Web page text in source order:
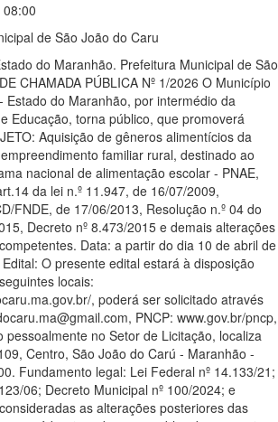
de São João do Caru
do Maranhão. Prefeitura Municipal de São
CHAMADA PÚBLICA Nº 1/2026 O Município
Estado do Maranhão, por intermédio da
Educação, torna público, que promoverá
Aquisição de gêneros alimentícios da
familiar rural, destinado ao
nacional de alimentação escolar - PNAE,
da lei n.º 11.947, de 16/07/2009,
FNDE, de 17/06/2013, Resolução n.º 04 do
Decreto nº 8.473/2015 e demais alterações
Data: a partir do dia 10 de abril de
O presente edital estará à disposição
locais:
, poderá ser solicitado através
PNCP: www.gov.br/pncp,
pessoalmente no Setor de Licitação, localiza
Centro, São João do Carú - Maranhão -
Fundamento legal: Lei Federal nº 14.133/21;
06; Decreto Municipal nº 100/2024; e
as alterações posteriores das